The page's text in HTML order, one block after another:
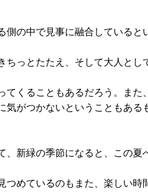
の中で見事に融合していると
っとたたえ、そして大人と
くることもあるだろう。ま
気がつかないということもあ
新緑の季節になると、この夏
めているのもまた、楽しい時